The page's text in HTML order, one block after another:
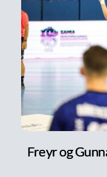
Freyr og